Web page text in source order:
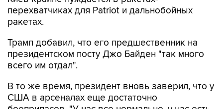
Трамп добавил, что его предшественник на
всего им отдал".
В то же время, президент вновь заверил, что у
боеприпасов. "У нас все нормально, у нас есть
много боеприпасов", - сказал он.